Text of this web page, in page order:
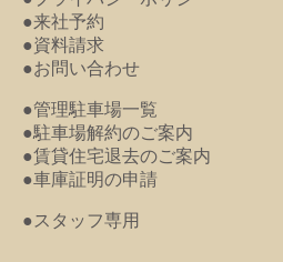
●来社予約
●資料請求
●お問い合わせ
●管理駐車場一覧
●駐車場解約のご案内
●賃貸住宅退去のご案内
●車庫証明の申請
●スタッフ専用